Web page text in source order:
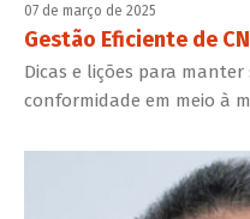
07 de março de 2025
Gestão Eficiente de
Dicas e lições para
conformidade em meio à